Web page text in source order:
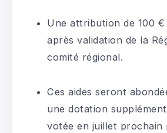
Une attribution de 100 €
après validation de la
comité régional.
Ces aides seront
une dotation
votée en juillet prochain